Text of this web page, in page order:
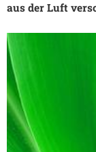
aus der Luft